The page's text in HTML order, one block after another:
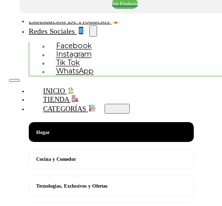
Ver Producto
Liquidación De Productos
Redes Sociales
Facebook
Instagram
Tik Tok
WhatsApp
INICIO
TIENDA
CATEGORÍAS
Hogar
Cocina y Comedor
Tecnologias, Exclusivos y Ofertas